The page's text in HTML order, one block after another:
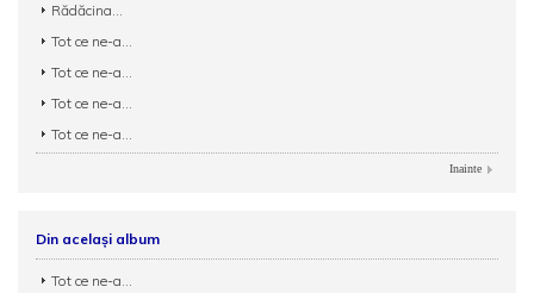
Rădăcina...
Tot ce ne-a...
Tot ce ne-a...
Tot ce ne-a...
Tot ce ne-a...
Inainte
Din același album
Tot ce ne-a...